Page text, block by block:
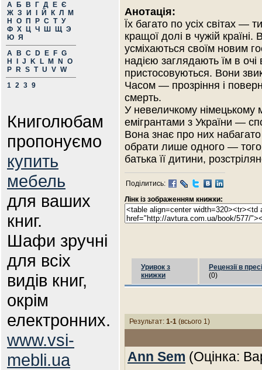
А Б В Г Д Е Є
Ж З И Й К Л
М
Н
О П Р С Т У
Ф Х Ц Ч Ш Щ Э
Ю Я
A
B C D E F G
H
J K L M N
O
P
R S T U V W
1 2 3 9
Книголюбам
пропонуємо
купить
мебель
для ваших
книг.
Шафи зручні
для всіх
видів книг,
окрім
електронних.
www.vsi-
mebli.ua
Анотація:
Їх багато по усіх світах —
кращої долі в чужій країні.
усміхаються своїм новим
надією заглядають їм в очі
пристосовуються. Вони
Часом — прозріння і
смерть.
У невеличкому німецькому
емігрантами з України —
Вона знає про них
обрати лише одного —
батька її дитини,
Поділитись:
Лінк із зображенням книжки:
Уривок з
книжки
Рецензії в пресі
(0)
Результат: 1-1 (всього 1)
Ann Sem (Оцінка: